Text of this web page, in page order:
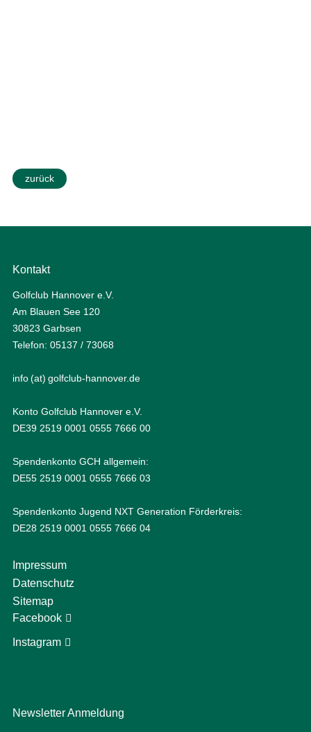
zurück
Kontakt
Golfclub Hannover e.V.
Am Blauen See 120
30823 Garbsen
Telefon: 05137 / 73068
info (at) golfclub-hannover.de
Konto Golfclub Hannover e.V.
DE39 2519 0001 0555 7666 00
Spendenkonto GCH allgemein:
DE55 2519 0001 0555 7666 03
Spendenkonto Jugend NXT Generation Förderkreis:
DE28 2519 0001 0555 7666 04
Impressum
Datenschutz
Sitemap
Facebook
Instagram
Newsletter Anmeldung